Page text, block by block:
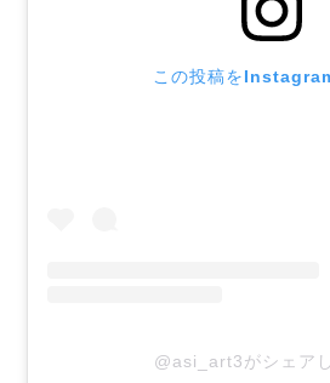
この投稿を
@asi_art3がシェア